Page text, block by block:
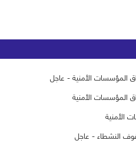
المؤسسات الأمنية - عاجل
المؤسسات الأمنية
الأمنية